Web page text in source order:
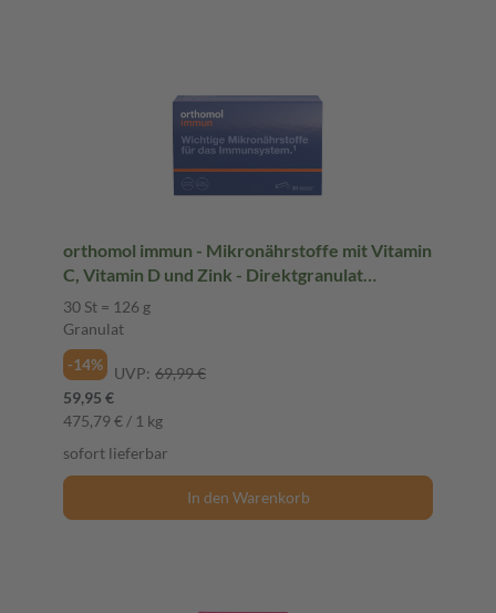
orthomol immun - Mikronährstoffe mit Vitamin
C, Vitamin D und Zink - Direktgranulat
Orangen-Geschmack
30 St = 126 g
Granulat
-14%
UVP: 69,99 €
59,95 €
475,79 € / 1 kg
sofort lieferbar
In den Warenkorb